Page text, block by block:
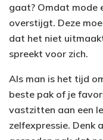
gaat? Omdat mode
overstijgt. Deze
dat het niet
spreekt voor zich.
Als man is het tijd
beste pak of je
vastzitten aan een
zelfexpressie. Denk